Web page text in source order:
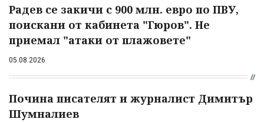
Радев се закичи с 900 млн. евро по ПВУ,
поискани от кабинета "Гюров". Не
приемал "атаки от плажовете"
05.08.2026
Почина писателят и журналист Димитър
Шумналиев